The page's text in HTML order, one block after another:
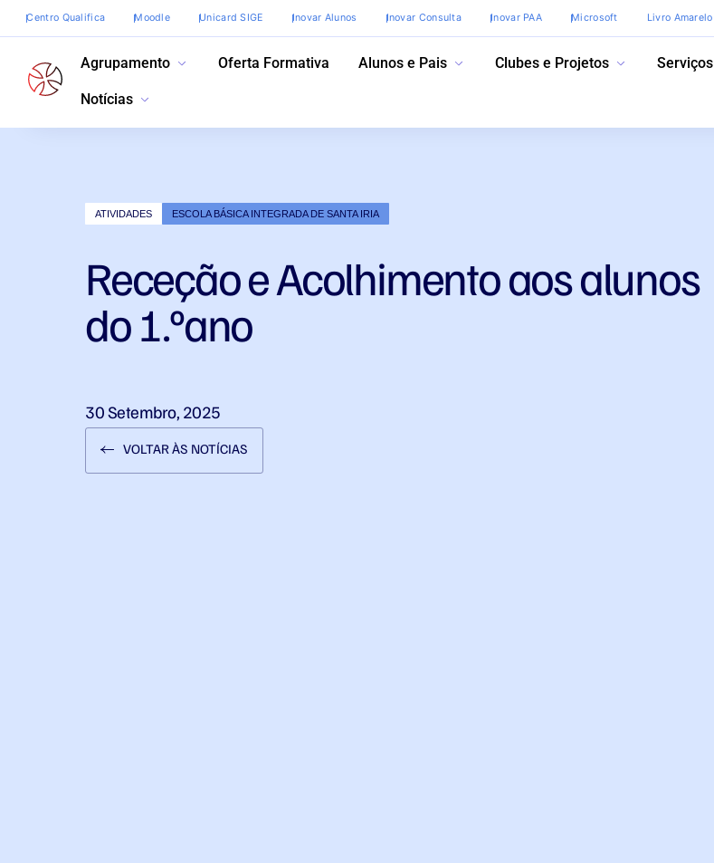
Centro Qualifica Moodle Unicard SIGE Inovar Alunos Inovar Consulta Inovar PAA Microsoft Livro Amarelo
Agrupamento Oferta Formativa Alunos e Pais Clubes e Projetos Serviços
Notícias
ATIVIDADES ESCOLA BÁSICA INTEGRADA DE SANTA IRIA
Receção e Acolhimento aos alunos
do 1.ºano
30 Setembro, 2025
VOLTAR ÀS NOTÍCIAS